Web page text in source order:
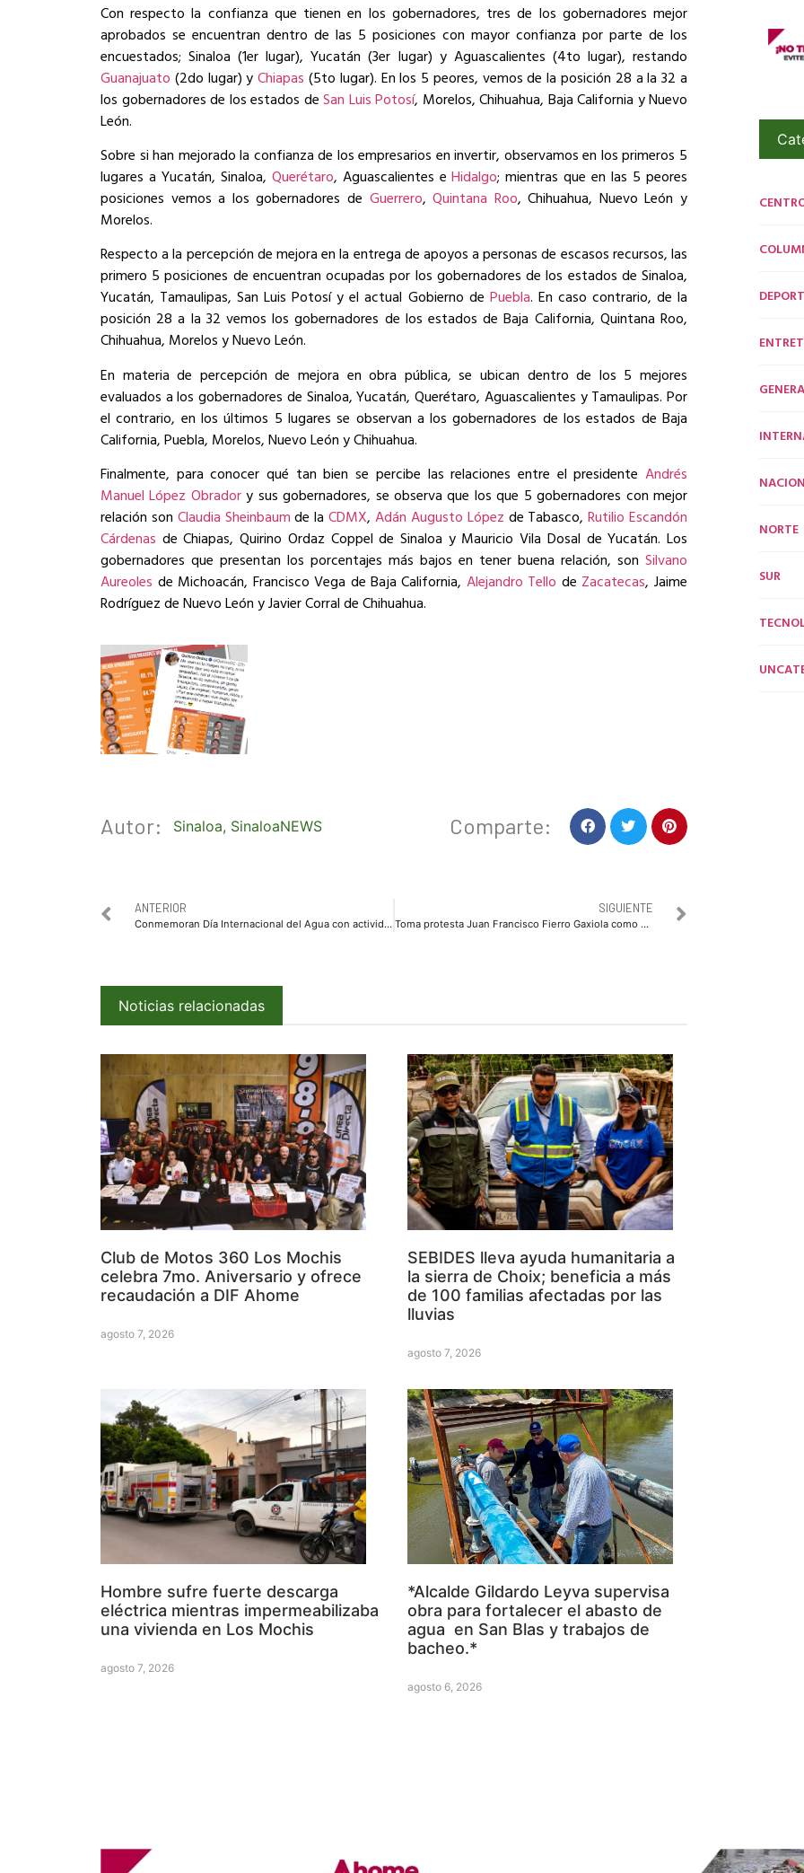
Con respecto la confianza que tienen en los gobernadores, tres de los gobernadores mejor
aprobados se encuentran dentro de las 5 posiciones con mayor confianza por parte de los
encuestados; Sinaloa (1er lugar), Yucatán (3er lugar) y Aguascalientes (4to lugar), restando
Guanajuato (2do lugar) yChiapas (5to lugar). En los 5 peores, vemos de la posición 28 a la 32 a
los gobernadores de los estados de San Luis Potosí, Morelos, Chihuahua, Baja California y Nuevo
León.
Sobre si han mejorado la confianza de los empresarios en invertir, observamos en los primeros 5
lugares a Yucatán, Sinaloa, Querétaro, Aguascalientes eHidalgo; mientras que en las 5 peores
posiciones vemos a los gobernadores de Guerrero,Quintana Roo, Chihuahua, Nuevo León y
Morelos.
Respecto a la percepción de mejora en la entrega de apoyos a personas de escasos recursos, las
primero 5 posiciones de encuentran ocupadas por los gobernadores de los estados de Sinaloa,
Yucatán, Tamaulipas, San Luis Potosí y el actual Gobierno de Puebla. En caso contrario, de la
posición 28 a la 32 vemos los gobernadores de los estados de Baja California, Quintana Roo,
Chihuahua, Morelos y Nuevo León.
En materia de percepción de mejora en obra pública, se ubican dentro de los 5 mejores
evaluados a los gobernadores de Sinaloa, Yucatán, Querétaro, Aguascalientes y Tamaulipas. Por
el contrario, en los últimos 5 lugares se observan a los gobernadores de los estados de Baja
California, Puebla, Morelos, Nuevo León y Chihuahua.
Finalmente, para conocer qué tan bien se percibe las relaciones entre el presidente Andrés
Manuel López Obradory sus gobernadores, se observa que los que 5 gobernadores con mejor
relación son Claudia Sheinbaum de laCDMX, Adán Augusto López de Tabasco,Rutilio Escandón
Cárdenas de Chiapas, Quirino Ordaz Coppel de Sinaloa y Mauricio Vila Dosal de Yucatán. Los
gobernadores que presentan los porcentajes más bajos en tener buena relación, son Silvano
Aureoles de Michoacán, Francisco Vega de Baja California, Alejandro Tello de Zacatecas, Jaime
Rodríguez de Nuevo León y Javier Corral de Chihuahua.
Autor: Sinaloa, SinaloaNEWS Comparte:
ANTERIOR
Conmemoran Día Internacional del Agua con actividades que fomentan el cuidado del importante recurso natural
SIGUIENTE
Toma protesta Juan Francisco Fierro Gaxiola como Secretario del Ayuntamiento, ante el Cabildo de Ahome
Noticias relacionadas
Club de Motos 360 Los Mochis
celebra 7mo. Aniversario y ofrece
recaudación a DIF Ahome
agosto 7, 2026
SEBIDES lleva ayuda humanitaria a
la sierra de Choix; beneficia a más
de 100 familias afectadas por las
lluvias
agosto 7, 2026
Hombre sufre fuerte descarga
eléctrica mientras impermeabilizaba
una vivienda en Los Mochis
agosto 7, 2026
*Alcalde Gildardo Leyva supervisa
obra para fortalecer el abasto de
agua en San Blas y trabajos de
bacheo.*
agosto 6, 2026
NORTE
SUR